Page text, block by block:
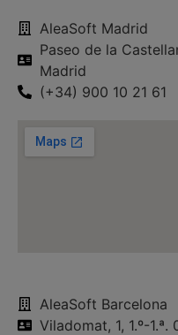
AleaSoft Madrid
Paseo de la
Madrid
(+34) 900 10 21 61
AleaSoft Barcelona
Viladomat, 1, 1.º-